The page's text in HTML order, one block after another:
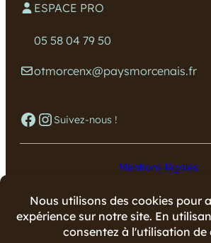
ESPACE PRO
05 58 04 79 50
otmorcenx@paysmorcenais.fr
Facebook Instagram Suivez-nous !
Mentions légales
Données personnelles